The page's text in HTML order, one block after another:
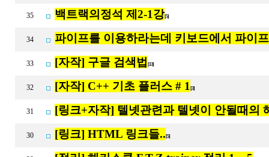
35 백트랙의정석 제2-1강[5]
34 파이프를 이용하라는데 키보드에서 파이
33 [자작] 구글 검색법 [13]
32 [자작] C++ 기초 플러스 # 1 [3]
31 [링크+자작] 텔넷관련과 텔넷이 안될때의
30 [링크] HTML 링크들.. [5]